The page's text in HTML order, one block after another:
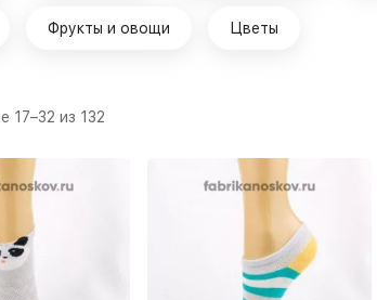
Фрукты и овощи Цветы
17–32 из 132